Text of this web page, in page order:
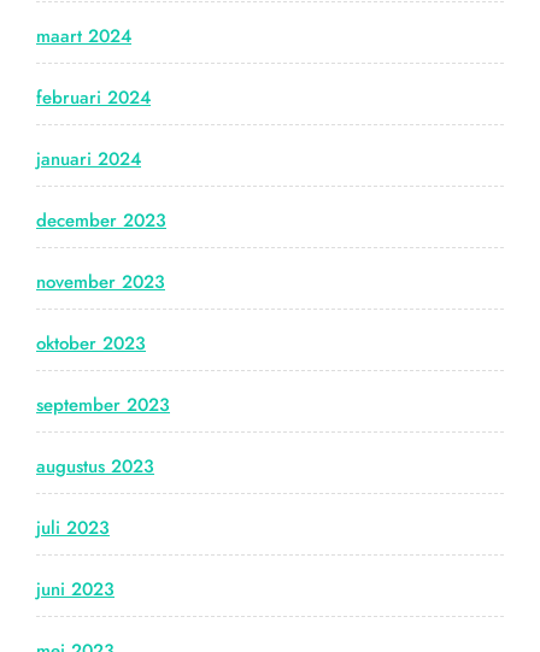
maart 2024
februari 2024
januari 2024
december 2023
november 2023
oktober 2023
september 2023
augustus 2023
juli 2023
juni 2023